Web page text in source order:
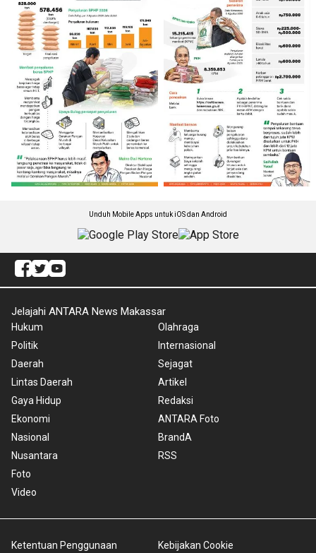
Unduh Mobile Apps untuk iOS dan Android
Jelajahi ANTARA News Makassar
Hukum
Politik
Daerah
Lintas Daerah
Gaya Hidup
Ekonomi
Nasional
Nusantara
Foto
Video
Olahraga
Internasional
Sejagat
Artikel
Redaksi
ANTARA Foto
BrandA
RSS
Ketentuan Penggunaan Kebijakan Cookie